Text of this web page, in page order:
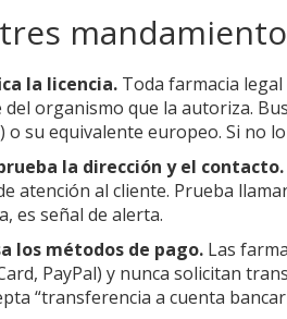
la licencia. Toda farmacia
organismo que la autoriza.
o su equivalente europeo. Si no
la dirección y el contacto.
atención al cliente. Prueba
es señal de alerta.
los métodos de pago. Las
PayPal) y nunca solicitan
“transferencia a cuenta